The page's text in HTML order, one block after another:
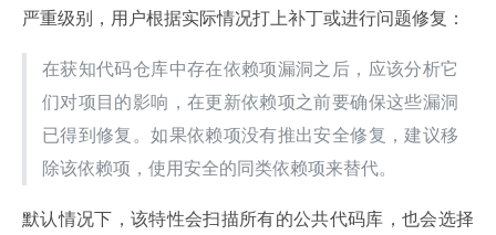
严重级别，用户根据实际情况打上补丁或进行问题修复：
在获知代码仓库中存在依赖项漏洞之后，应该分析它
们对项目的影响，在更新依赖项之前要确保这些漏洞
已得到修复。如果依赖项没有推出安全修复，建议移
除该依赖项，使用安全的同类依赖项来替代。
默认情况下，该特性会扫描所有的公共代码库，也会选择